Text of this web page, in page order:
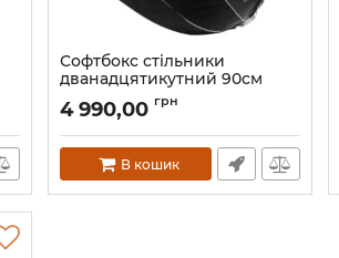
Софтбокс стільники
дванадцятикутний 90см
Bowens COLBOR BP90
Артикул:4263
4 990,00 грн
В кошик